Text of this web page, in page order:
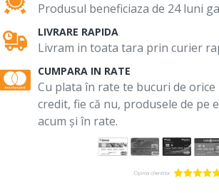
Produsul beneficiaza de 24 luni
LIVRARE RAPIDA
Livram in toata tara prin curier
CUMPARA IN RATE
Cu plata în rate te bucuri de orice
credit, fie că nu, produsele de
acum și în rate.